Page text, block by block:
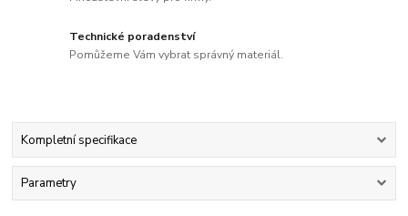
Technické poradenství
Pomůžeme Vám vybrat správný materiál.
Kompletní specifikace
Parametry